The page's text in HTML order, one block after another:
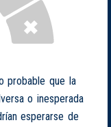
probable que la
o inesperada
esperarse de